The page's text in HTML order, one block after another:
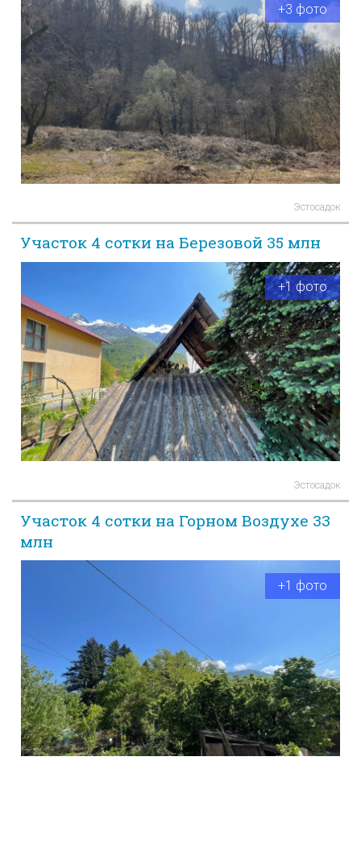
+3 фото
Эстосадок
Участок 4 сотки на Березовой 35 млн
+1 фото
Эстосадок
Участок 4 сотки на Горном Воздухе 33
млн
+1 фото